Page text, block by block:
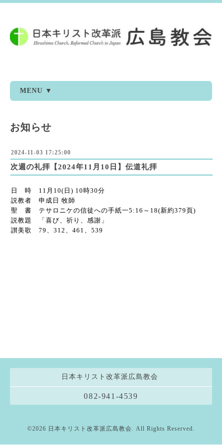
MENU ▼
お知らせ
2024-11-03 17:25:00
次週の礼拝【2024年11月10日】伝道礼拝
日 時 11月10(日) 10時30分
説教者 申成日 牧師
聖 書 テサロニケの信徒への手紙一5:16～18(新約379頁)
説教題 「喜び、祈り、感謝」
讃美歌 79、312、461、539
日本キリスト改革派広島教会
082-941-4539
©2026 日本キリスト改革派広島教会. All Rights Reserved.